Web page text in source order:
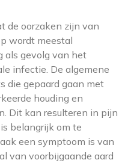
de oorzaken zijn van
wordt meestal
als gevolg van het
infectie. De algemene
die gepaard gaan met
houding en
Dit kan resulteren in pijn
belangrijk om te
een symptoom is van
van voorbijgaande aard